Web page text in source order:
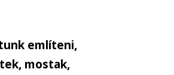
említeni,
mostak,